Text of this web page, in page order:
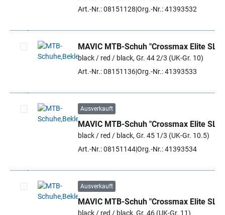
Art.-Nr.: 08151128 Org.-Nr.: 41393532
Artikel auswählen
MAVIC MTB-Schuh "Crossmax Elite SL"
black / red / black, Gr. 44 2/3 (UK-Gr. 10)
Art.-Nr.: 08151136Org.-Nr.: 41393533
Artikel auswählen
Ausverkauft
MAVIC MTB-Schuh "Crossmax Elite SL"
black / red / black, Gr. 45 1/3 (UK-Gr. 10.5)
Art.-Nr.: 08151144Org.-Nr.: 41393534
Artikel auswählen
Ausverkauft
MAVIC MTB-Schuh "Crossmax Elite SL"
black / red / black, Gr. 46 (UK-Gr. 11)